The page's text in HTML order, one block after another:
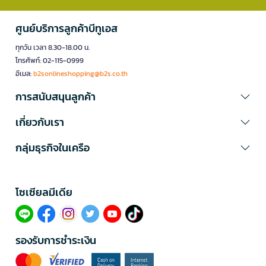
ศูนย์บริการลูกค้าบีทูเอส
ทุกวัน เวลา 8.30-18.00 น.
โทรศัพท์: 02-115-0999
อีเมล:b2sonlineshopping@b2s.co.th
การสนับสนุนลูกค้า
เกี่ยวกับเรา
กลุ่มธุรกิจในเครือ
โซเซียลมีเดีย​
รองรับการชำระเงิน